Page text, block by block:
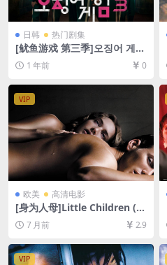
日韩 热门剧集
[鱿鱼游戏 第三季]오징어 게임
시즌 3 (2025)[百度网盘+夸克
网盘4K超清未删减资源][网盘
[内封中字]
1 年前 0
VIP
欧美 高清电影
[身为人母]Little Children (2
006)[百度网盘+夸克网盘1080
P超清未删减资源][网盘在线播
放/下载][MP4/8GB][中英字
幕]
7 月前 2.9
VIP